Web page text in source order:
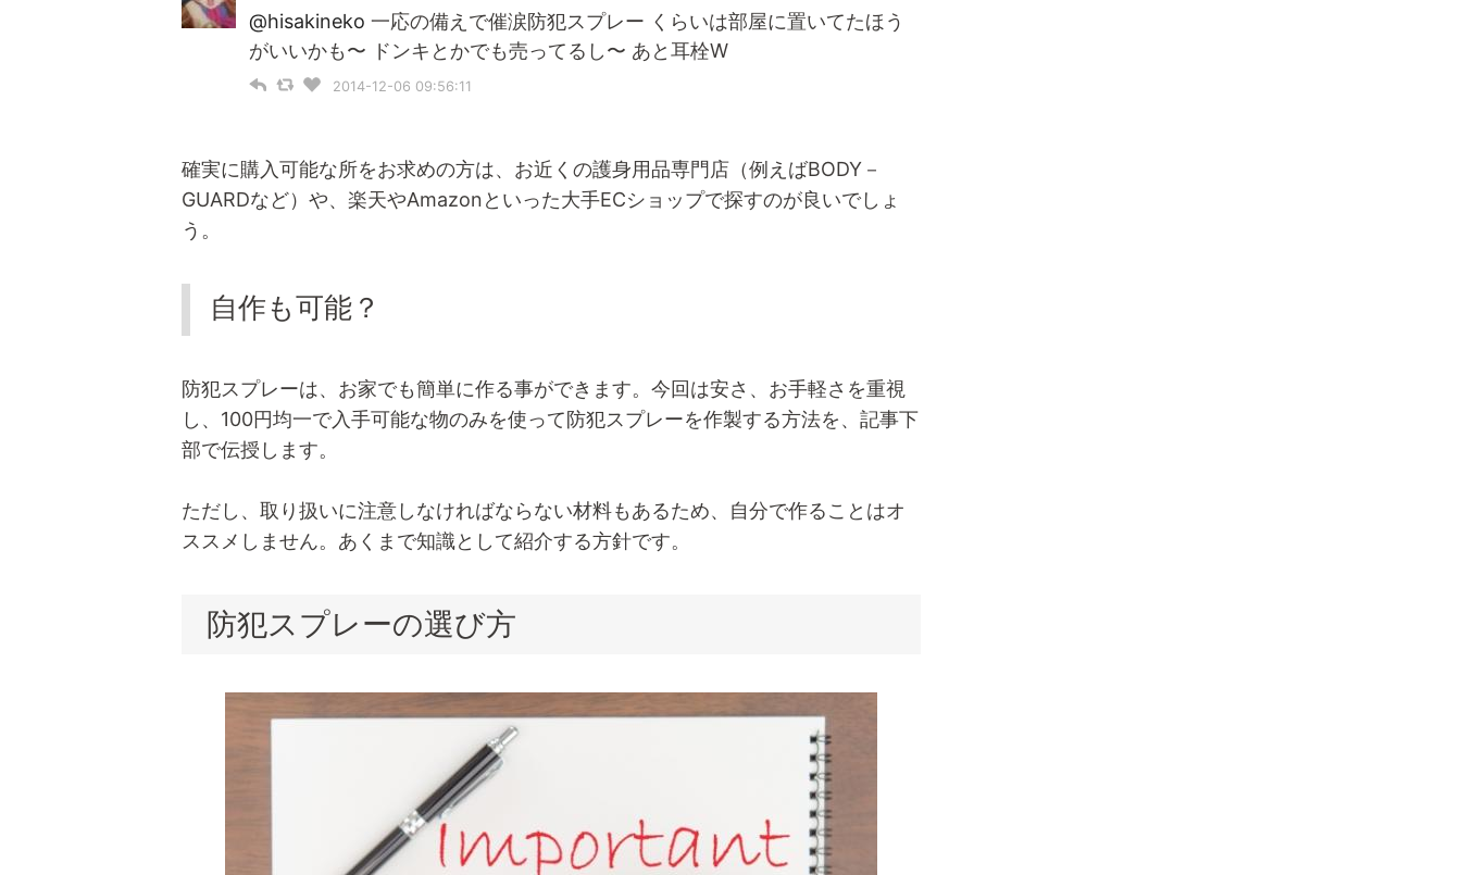
@hisakineko 一応の備えで催涙防犯スプレー くらいは部屋に置いてたほう
がいいかも〜 ドンキとかでも売ってるし〜 あと耳栓W
2014-12-06 09:56:11
確実に購入可能な所をお求めの方は、お近くの護身用品専門店（例えばBODY－
GUARDなど）や、楽天やAmazonといった大手ECショップで探すのが良いでしょ
う。
自作も可能？
防犯スプレーは、お家でも簡単に作る事ができます。今回は安さ、お手軽さを重視
し、100円均一で入手可能な物のみを使って防犯スプレーを作製する方法を、記事下
部で伝授します。
ただし、取り扱いに注意しなければならない材料もあるため、自分で作ることはオ
ススメしません。あくまで知識として紹介する方針です。
防犯スプレーの選び方